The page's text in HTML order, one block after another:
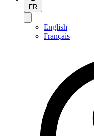
FR
English
Français